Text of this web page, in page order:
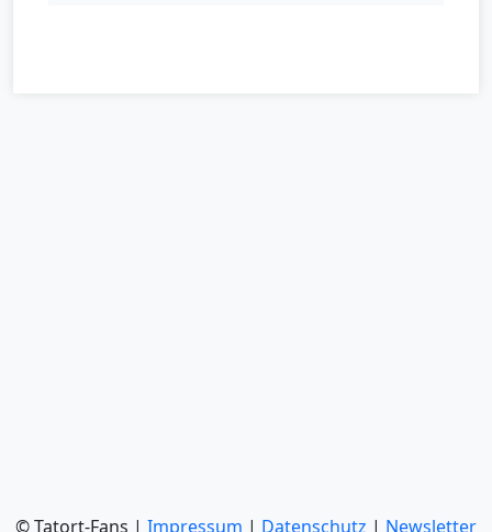
© Tatort-Fans | Impressum | Datenschutz | Newsletter